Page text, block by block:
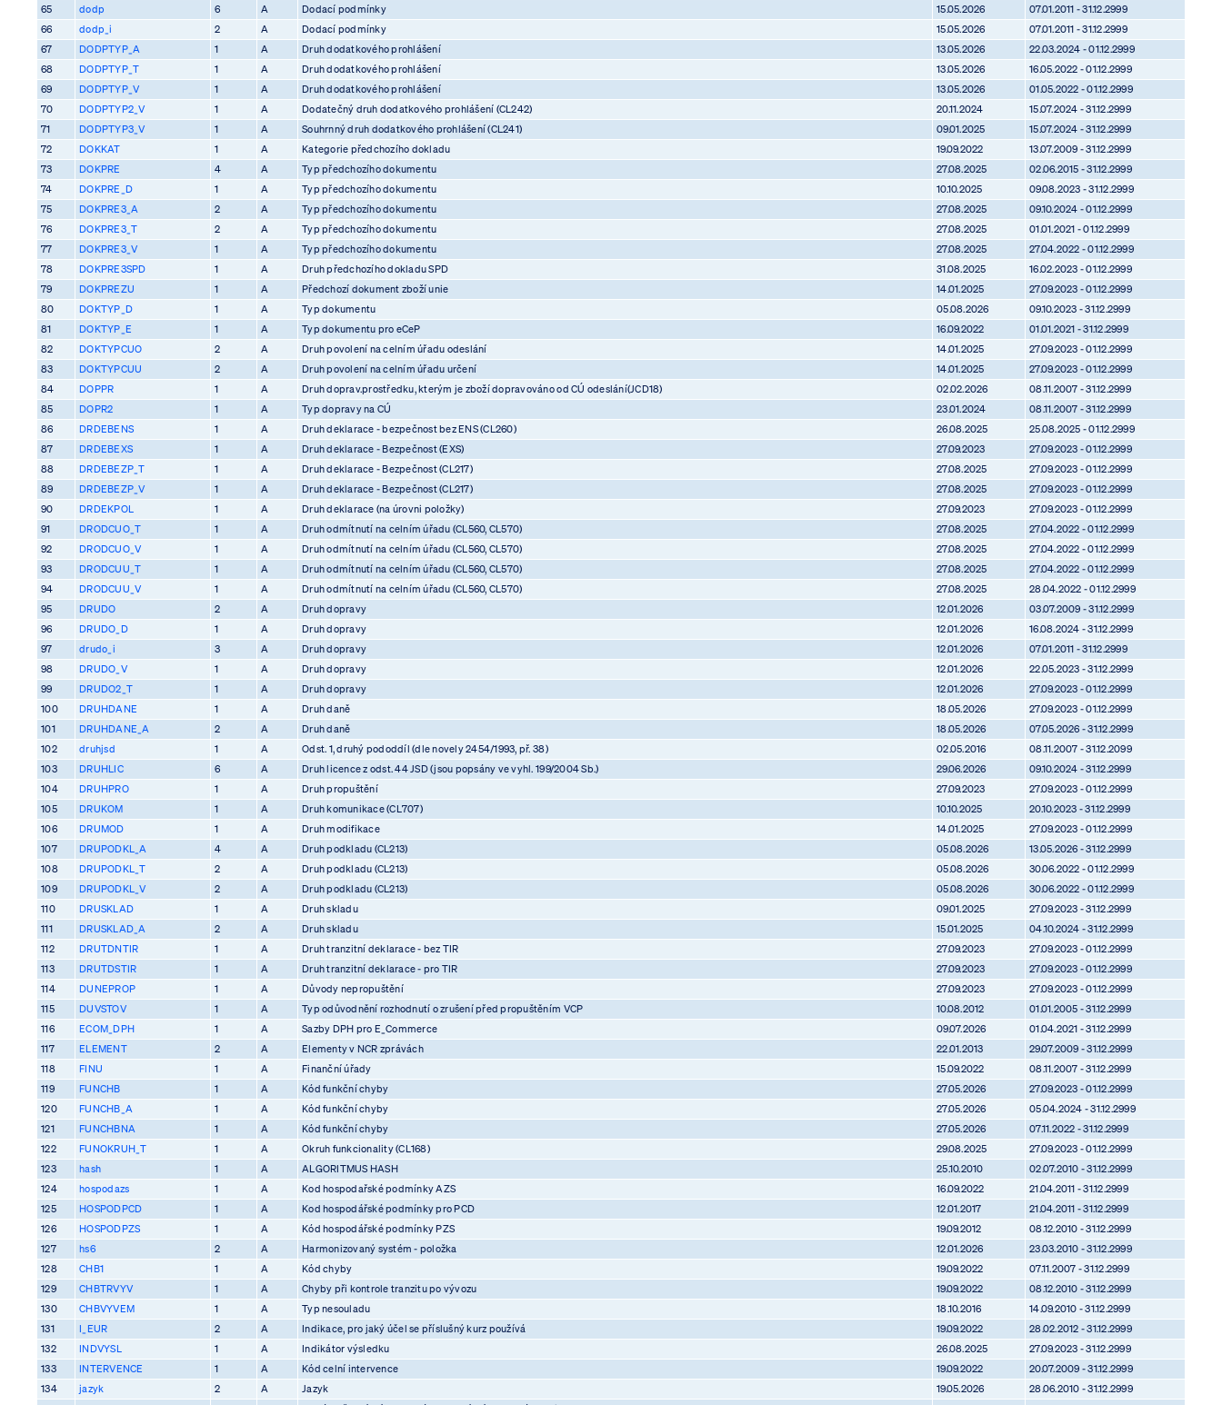
65
dodp 6 A Dodací podmínky 15.05.2026
07.01.2011 - 31.12.2999
66
dodp_i 2 A Dodací podmínky 15.05.2026
07.01.2011 - 31.12.2999
67
DODPTYP_A 1 A Druh dodatkového prohlášení 13.05.2026
22.03.2024 - 01.12.2999
68
DODPTYP_T 1 A Druh dodatkového prohlášení 13.05.2026
16.05.2022 - 01.12.2999
69
DODPTYP_V 1 A Druh dodatkového prohlášení 13.05.2026
01.05.2022 - 01.12.2999
70
DODPTYP2_V 1 A Dodatečný druh dodatkového prohlášení (CL242) 20.11.2024
15.07.2024 - 31.12.2999
71
DODPTYP3_V 1 A Souhrnný druh dodatkového prohlášení (CL241) 09.01.2025
15.07.2024 - 31.12.2999
72
DOKKAT 1 A Kategorie předchozího dokladu 19.09.2022
13.07.2009 - 31.12.2999
73
DOKPRE 4 A Typ předchozího dokumentu 27.08.2025
02.06.2015 - 31.12.2999
74
DOKPRE_D 1 A Typ předchozího dokumentu 10.10.2025
09.08.2023 - 31.12.2999
75
DOKPRE3_A 2 A Typ předchozího dokumentu 27.08.2025
09.10.2024 - 01.12.2999
76
DOKPRE3_T 2 A Typ předchozího dokumentu 27.08.2025
01.01.2021 - 01.12.2999
77
DOKPRE3_V 1 A Typ předchozího dokumentu 27.08.2025
27.04.2022 - 01.12.2999
78
DOKPRE3SPD 1 A Druh předchozího dokladu SPD 31.08.2025
16.02.2023 - 01.12.2999
79
DOKPREZU 1 A Předchozí dokument zboží unie 14.01.2025
27.09.2023 - 01.12.2999
80
DOKTYP_D 1 A Typ dokumentu 05.08.2026
09.10.2023 - 31.12.2999
81
DOKTYP_E 1 A Typ dokumentu pro eCeP 16.09.2022
01.01.2021 - 31.12.2999
82
DOKTYPCUO 2 A Druh povolení na celním úřadu odeslání 14.01.2025
27.09.2023 - 01.12.2999
83
DOKTYPCUU 2 A Druh povolení na celním úřadu určení 14.01.2025
27.09.2023 - 01.12.2999
84
DOPPR 1 A Druh doprav.prostředku, kterým je zboží dopravováno od CÚ odeslání(JCD18) 02.02.2026
08.11.2007 - 31.12.2999
85
DOPR2 1 A Typ dopravy na CÚ 23.01.2024
08.11.2007 - 31.12.2999
86
DRDEBENS 1 A Druh deklarace - bezpečnost bez ENS (CL260) 26.08.2025
25.08.2025 - 01.12.2999
87
DRDEBEXS 1 A Druh deklarace - Bezpečnost (EXS) 27.09.2023
27.09.2023 - 01.12.2999
88
DRDEBEZP_T 1 A Druh deklarace - Bezpečnost (CL217) 27.08.2025
27.09.2023 - 01.12.2999
89
DRDEBEZP_V 1 A Druh deklarace - Bezpečnost (CL217) 27.08.2025
27.09.2023 - 01.12.2999
90
DRDEKPOL 1 A Druh deklarace (na úrovni položky) 27.09.2023
27.09.2023 - 01.12.2999
91
DRODCUO_T 1 A Druh odmítnutí na celním úřadu (CL560, CL570) 27.08.2025
27.04.2022 - 01.12.2999
92
DRODCUO_V 1 A Druh odmítnutí na celním úřadu (CL560, CL570) 27.08.2025
27.04.2022 - 01.12.2999
93
DRODCUU_T 1 A Druh odmítnutí na celním úřadu (CL560, CL570) 27.08.2025
27.04.2022 - 01.12.2999
94
DRODCUU_V 1 A Druh odmítnutí na celním úřadu (CL560, CL570) 27.08.2025
28.04.2022 - 01.12.2999
95
DRUDO 2 A Druh dopravy 12.01.2026
03.07.2009 - 31.12.2999
96
DRUDO_D 1 A Druh dopravy 12.01.2026
16.08.2024 - 31.12.2999
97
drudo_i 3 A Druh dopravy 12.01.2026
07.01.2011 - 31.12.2999
98
DRUDO_V 1 A Druh dopravy 12.01.2026
22.05.2023 - 31.12.2999
99
DRUDO2_T 1 A Druh dopravy 12.01.2026
27.09.2023 - 01.12.2999
100
DRUHDANE 1 A Druh daně 18.05.2026
27.09.2023 - 01.12.2999
101
DRUHDANE_A 2 A Druh daně 18.05.2026
07.05.2026 - 31.12.2999
102
druhjsd 1 A Odst. 1, druhý pododdíl (dle novely 2454/1993, př. 38) 02.05.2016
08.11.2007 - 31.12.2099
103
DRUHLIC 6 A Druh licence z odst. 44 JSD (jsou popsány ve vyhl. 199/2004 Sb.) 29.06.2026
09.10.2024 - 31.12.2999
104
DRUHPRO 1 A Druh propuštění 27.09.2023
27.09.2023 - 01.12.2999
105
DRUKOM 1 A Druh komunikace (CL707) 10.10.2025
20.10.2023 - 31.12.2999
106
DRUMOD 1 A Druh modifikace 14.01.2025
27.09.2023 - 01.12.2999
107
DRUPODKL_A 4 A Druh podkladu (CL213) 05.08.2026
13.05.2026 - 31.12.2999
108
DRUPODKL_T 2 A Druh podkladu (CL213) 05.08.2026
30.06.2022 - 01.12.2999
109
DRUPODKL_V 2 A Druh podkladu (CL213) 05.08.2026
30.06.2022 - 01.12.2999
110
DRUSKLAD 1 A Druh skladu 09.01.2025
27.09.2023 - 31.12.2999
111
DRUSKLAD_A 2 A Druh skladu 15.01.2025
04.10.2024 - 31.12.2999
112
DRUTDNTIR 1 A Druh tranzitní deklarace - bez TIR 27.09.2023
27.09.2023 - 01.12.2999
113
DRUTDSTIR 1 A Druh tranzitní deklarace - pro TIR 27.09.2023
27.09.2023 - 01.12.2999
114
DUNEPROP 1 A Důvody nepropuštění 27.09.2023
27.09.2023 - 01.12.2999
115
DUVSTOV 1 A Typ odůvodnění rozhodnutí o zrušení před propuštěním VCP 10.08.2012
01.01.2005 - 31.12.2999
116
ECOM_DPH 1 A Sazby DPH pro E_Commerce 09.07.2026
01.04.2021 - 31.12.2999
117
ELEMENT 2 A Elementy v NCR zprávách 22.01.2013
29.07.2009 - 31.12.2999
118
FINU 1 A Finanční úřady 15.09.2022
08.11.2007 - 31.12.2999
119
FUNCHB 1 A Kód funkční chyby 27.05.2026
27.09.2023 - 01.12.2999
120
FUNCHB_A 1 A Kód funkční chyby 27.05.2026
05.04.2024 - 31.12.2999
121
FUNCHBNA 1 A Kód funkční chyby 27.05.2026
07.11.2022 - 31.12.2999
122
FUNOKRUH_T 1 A Okruh funkcionality (CL168) 29.08.2025
27.09.2023 - 01.12.2999
123
hash 1 A ALGORITMUS HASH 25.10.2010
02.07.2010 - 31.12.2999
124
hospodazs 1 A Kod hospodařské podmínky AZS 16.09.2022
21.04.2011 - 31.12.2999
125
HOSPODPCD 1 A Kod hospodářské podmínky pro PCD 12.01.2017
21.04.2011 - 31.12.2999
126
HOSPODPZS 1 A Kód hospodářské podmínky PZS 19.09.2012
08.12.2010 - 31.12.2999
127
hs6 2 A Harmonizovaný systém - položka 12.01.2026
23.03.2010 - 31.12.2999
128
CHB1 1 A Kód chyby 19.09.2022
07.11.2007 - 31.12.2999
129
CHBTRVYV 1 A Chyby při kontrole tranzitu po vývozu 19.09.2022
08.12.2010 - 31.12.2999
130
CHBVYVEM 1 A Typ nesouladu 18.10.2016
14.09.2010 - 31.12.2999
131
I_EUR 2 A Indikace, pro jaký účel se příslušný kurz používá 19.09.2022
28.02.2012 - 31.12.2999
132
INDVYSL 1 A Indikátor výsledku 26.08.2025
27.09.2023 - 31.12.2999
133
INTERVENCE 1 A Kód celní intervence 19.09.2022
20.07.2009 - 31.12.2999
134
jazyk 2 A Jazyk 19.05.2026
28.06.2010 - 31.12.2999